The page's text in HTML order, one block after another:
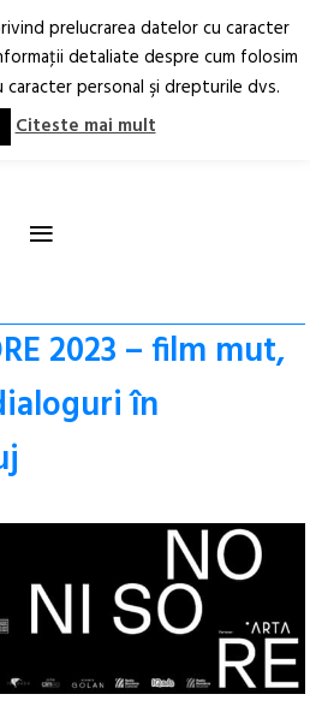
RO EN
≡
2023 – film mut,
în
prelucrarea datelor cu caracter
detaliate despre cum folosim
personal şi drepturile dvs.
Citeste mai mult